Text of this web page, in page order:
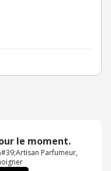
le moment.
Parfumeur,